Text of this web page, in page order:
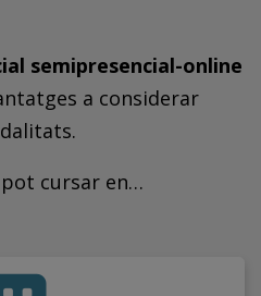
semipresencial-online
a considerar
cursar en…